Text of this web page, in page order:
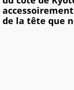
de la tête que